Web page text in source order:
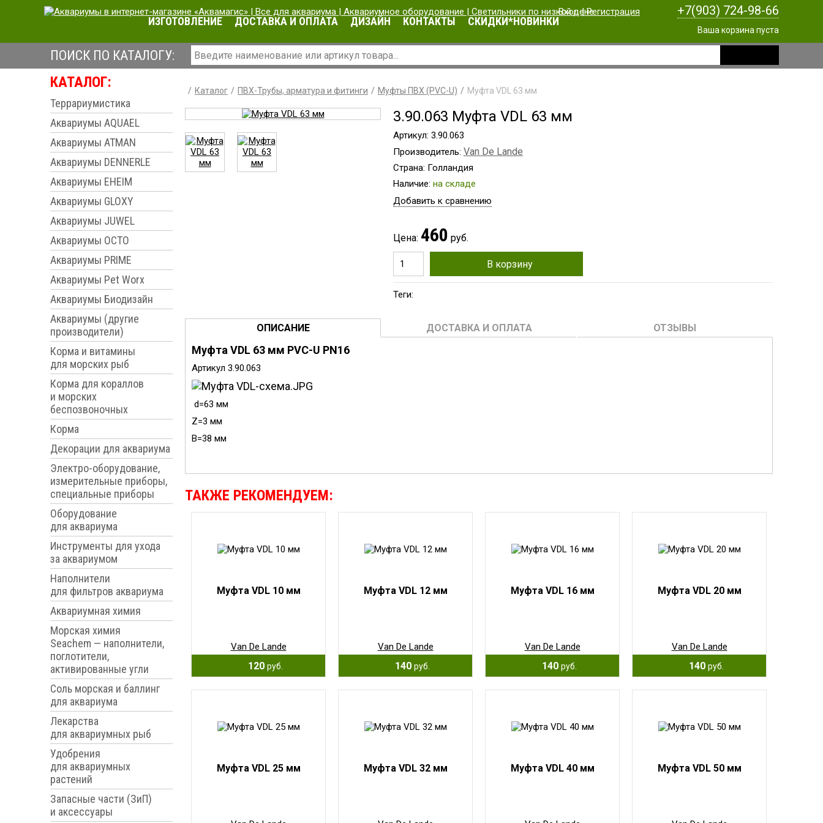
Вход|Регистрация +7(903) 724-98-66
Ваша корзина пуста
ИЗГОТОВЛЕНИЕ ДОСТАВКА И ОПЛАТА ДИЗАЙН КОНТАКТЫ СКИДКИ*НОВИНКИ
ПОИСК ПО КАТАЛОГУ:
КАТАЛОГ:
Террариумистика
Аквариумы AQUAEL
Аквариумы ATMAN
Аквариумы DENNERLE
Аквариумы EHEIM
Аквариумы GLOXY
Аквариумы JUWEL
Аквариумы OCTO
Аквариумы PRIME
Аквариумы Pet Worx
Аквариумы Биодизайн
Аквариумы (другие
производители)
Корма и витамины
для морских рыб
Корма для кораллов
и морских
беспозвоночных
Корма
Декорации для аквариума
Электро-оборудование,
измерительные приборы,
специальные приборы
Оборудование
для аквариума
Инструменты для ухода
за аквариумом
Наполнители
для фильтров аквариума
Аквариумная химия
Морская химия
Seachem — наполнители,
поглотители,
активированные угли
Соль морская и баллинг
для аквариума
Лекарства
для аквариумных рыб
Удобрения
для аквариумных
растений
Запасные части (ЗиП)
и аксессуары
Каталог ПВХ-Трубы, арматура и фитинги Муфты ПВХ (PVC-U) Муфта VDL 63 мм
3.90.063 Муфта VDL 63 мм
Артикул: 3.90.063
Производитель: Van De Lande
Страна: Голландия
Наличие: на складе
Добавить к сравнению
Цена: 460 руб.
В корзину
Теги:
ОПИСАНИЕ ДОСТАВКА И ОПЛАТА ОТЗЫВЫ
Муфта VDL 63 мм PVC-U PN16
Артикул 3.90.063
d=63 мм
Z=3 мм
B=38 мм
ТАКЖЕ РЕКОМЕНДУЕМ:
Муфта VDL 10 мм
Van De Lande
120 руб.
Муфта VDL 12 мм
Van De Lande
140 руб.
Муфта VDL 16 мм
Van De Lande
140 руб.
Муфта VDL 20 мм
Van De Lande
140 руб.
Муфта VDL 25 мм Муфта VDL 32 мм Муфта VDL 40 мм Муфта VDL 50 мм